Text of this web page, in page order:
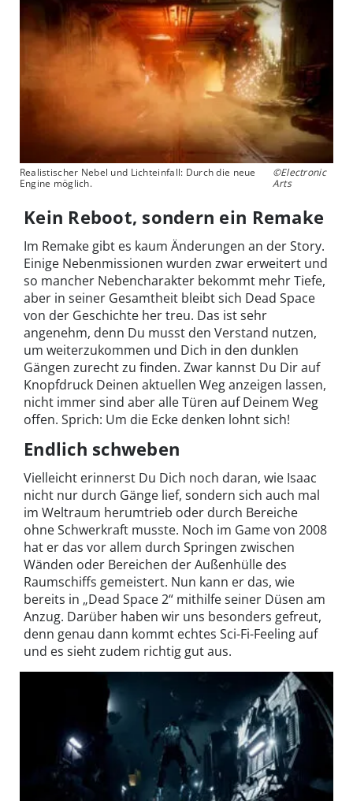
Realistischer Nebel und Lichteinfall: Durch die neue
Engine möglich.
©Electronic
Arts
Kein Reboot, sondern ein Remake
Im Remake gibt es kaum Änderungen an der Story.
Einige Nebenmissionen wurden zwar erweitert und
so mancher Nebencharakter bekommt mehr Tiefe,
aber in seiner Gesamtheit bleibt sich Dead Space
von der Geschichte her treu. Das ist sehr
angenehm, denn Du musst den Verstand nutzen,
um weiterzukommen und Dich in den dunklen
Gängen zurecht zu finden. Zwar kannst Du Dir auf
Knopfdruck Deinen aktuellen Weg anzeigen lassen,
nicht immer sind aber alle Türen auf Deinem Weg
offen. Sprich: Um die Ecke denken lohnt sich!
Endlich schweben
Vielleicht erinnerst Du Dich noch daran, wie Isaac
nicht nur durch Gänge lief, sondern sich auch mal
im Weltraum herumtrieb oder durch Bereiche
ohne Schwerkraft musste. Noch im Game von 2008
hat er das vor allem durch Springen zwischen
Wänden oder Bereichen der Außenhülle des
Raumschiffs gemeistert. Nun kann er das, wie
bereits in „Dead Space 2“ mithilfe seiner Düsen am
Anzug. Darüber haben wir uns besonders gefreut,
denn genau dann kommt echtes Sci-Fi-Feeling auf
und es sieht zudem richtig gut aus.